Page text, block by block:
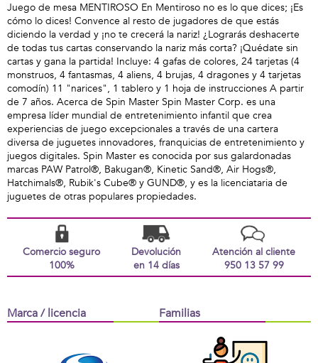
Juego de mesa MENTIROSO En Mentiroso no es lo que dices; ¡Es
cómo lo dices! Convence al resto de jugadores de que estás
diciendo la verdad y ¡no te crecerá la nariz! ¿Lograrás deshacerte
de todas tus cartas conservando la nariz más corta? ¡Quédate sin
cartas y gana la partida! Incluye: 4 gafas de colores, 24 tarjetas (4
monstruos, 4 fantasmas, 4 aliens, 4 brujas, 4 dragones y 4 tarjetas
comodín) 11 "narices", 1 tablero y 1 hoja de instrucciones A partir
de 7 años. Acerca de Spin Master Spin Master Corp. es una
empresa líder mundial de entretenimiento infantil que crea
experiencias de juego excepcionales a través de una cartera
diversa de juguetes innovadores, franquicias de entretenimiento y
juegos digitales. Spin Master es conocida por sus galardonadas
marcas PAW Patrol®, Bakugan®, Kinetic Sand®, Air Hogs®,
Hatchimals®, Rubik's Cube® y GUND®, y es la licenciataria de
juguetes de otras populares propiedades.
Comercio seguro
100%
Devolución
en 14 días
Atención al cliente
950 13 57 99
Marca / licencia Familias